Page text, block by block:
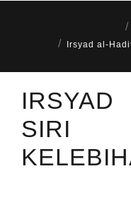
Irsyad al-
SIRI